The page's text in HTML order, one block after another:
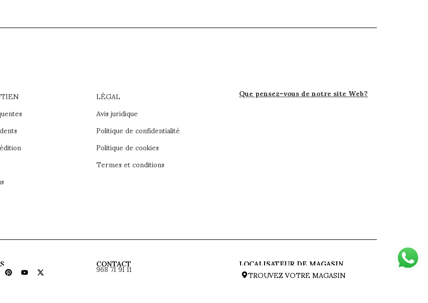
LÉGAL
Avis juridique
Politique de confidentialité
Politique de cookies
Termes et conditions
Que pensez-vous de notre site Web?
CONTACT
968 71 91 11
LOCALISATEUR DE MAGASIN
TROUVEZ VOTRE MAGASIN